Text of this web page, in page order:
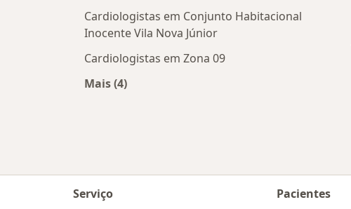
Cardiologistas em Conjunto Habitacional
Inocente Vila Nova Júnior
Cardiologistas em Zona 09
Mais (4)
Serviço Pacientes